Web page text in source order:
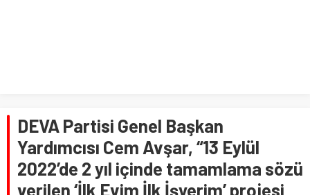
DEVA Partisi Genel Başkan
Yardımcısı Cem Avşar, “13 Eylül
2022’de 2 yıl içinde tamamlama sözü
verilen ‘İlk Evim İlk İşyerim’ projesi